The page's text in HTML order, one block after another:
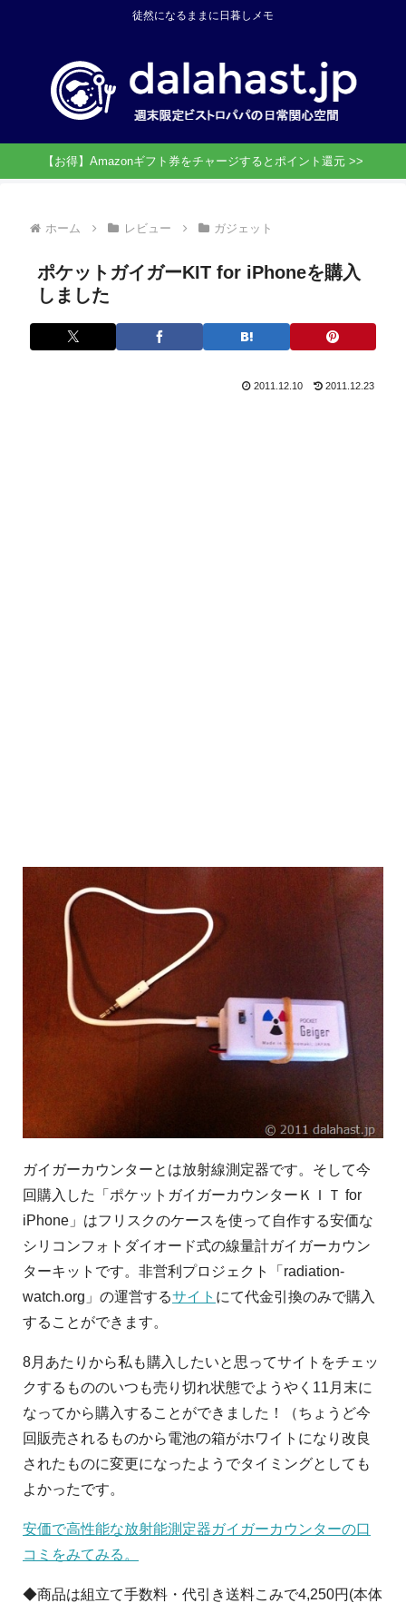
徒然になるままに日暮しメモ
【お得】Amazonギフト券をチャージするとポイント還元 >>
ホーム レビュー ガジェット
ポケットガイガーKIT for iPhoneを購入
しました
2011.12.10 2011.12.23
ガイガーカウンターとは放射線測定器です。そして今
回購入した「ポケットガイガーカウンターＫＩＴ for
iPhone」はフリスクのケースを使って自作する安価な
シリコンフォトダイオード式の線量計ガイガーカウン
ターキットです。非営利プロジェクト「radiation-
watch.org」の運営するサイト にて代金引換のみで購入
することができます。
8月あたりから私も購入したいと思ってサイトをチェッ
クするもののいつも売り切れ状態でようやく11月末に
なってから購入することができました！（ちょうど今
回販売されるものから電池の箱がホワイトになり改良
されたものに変更になったようでタイミングとしても
よかったです。
安価で高性能な放射能測定器ガイガーカウンターの口
コミをみてみる。
◆商品は組立て手数料・代引き送料こみで4,250円(本体